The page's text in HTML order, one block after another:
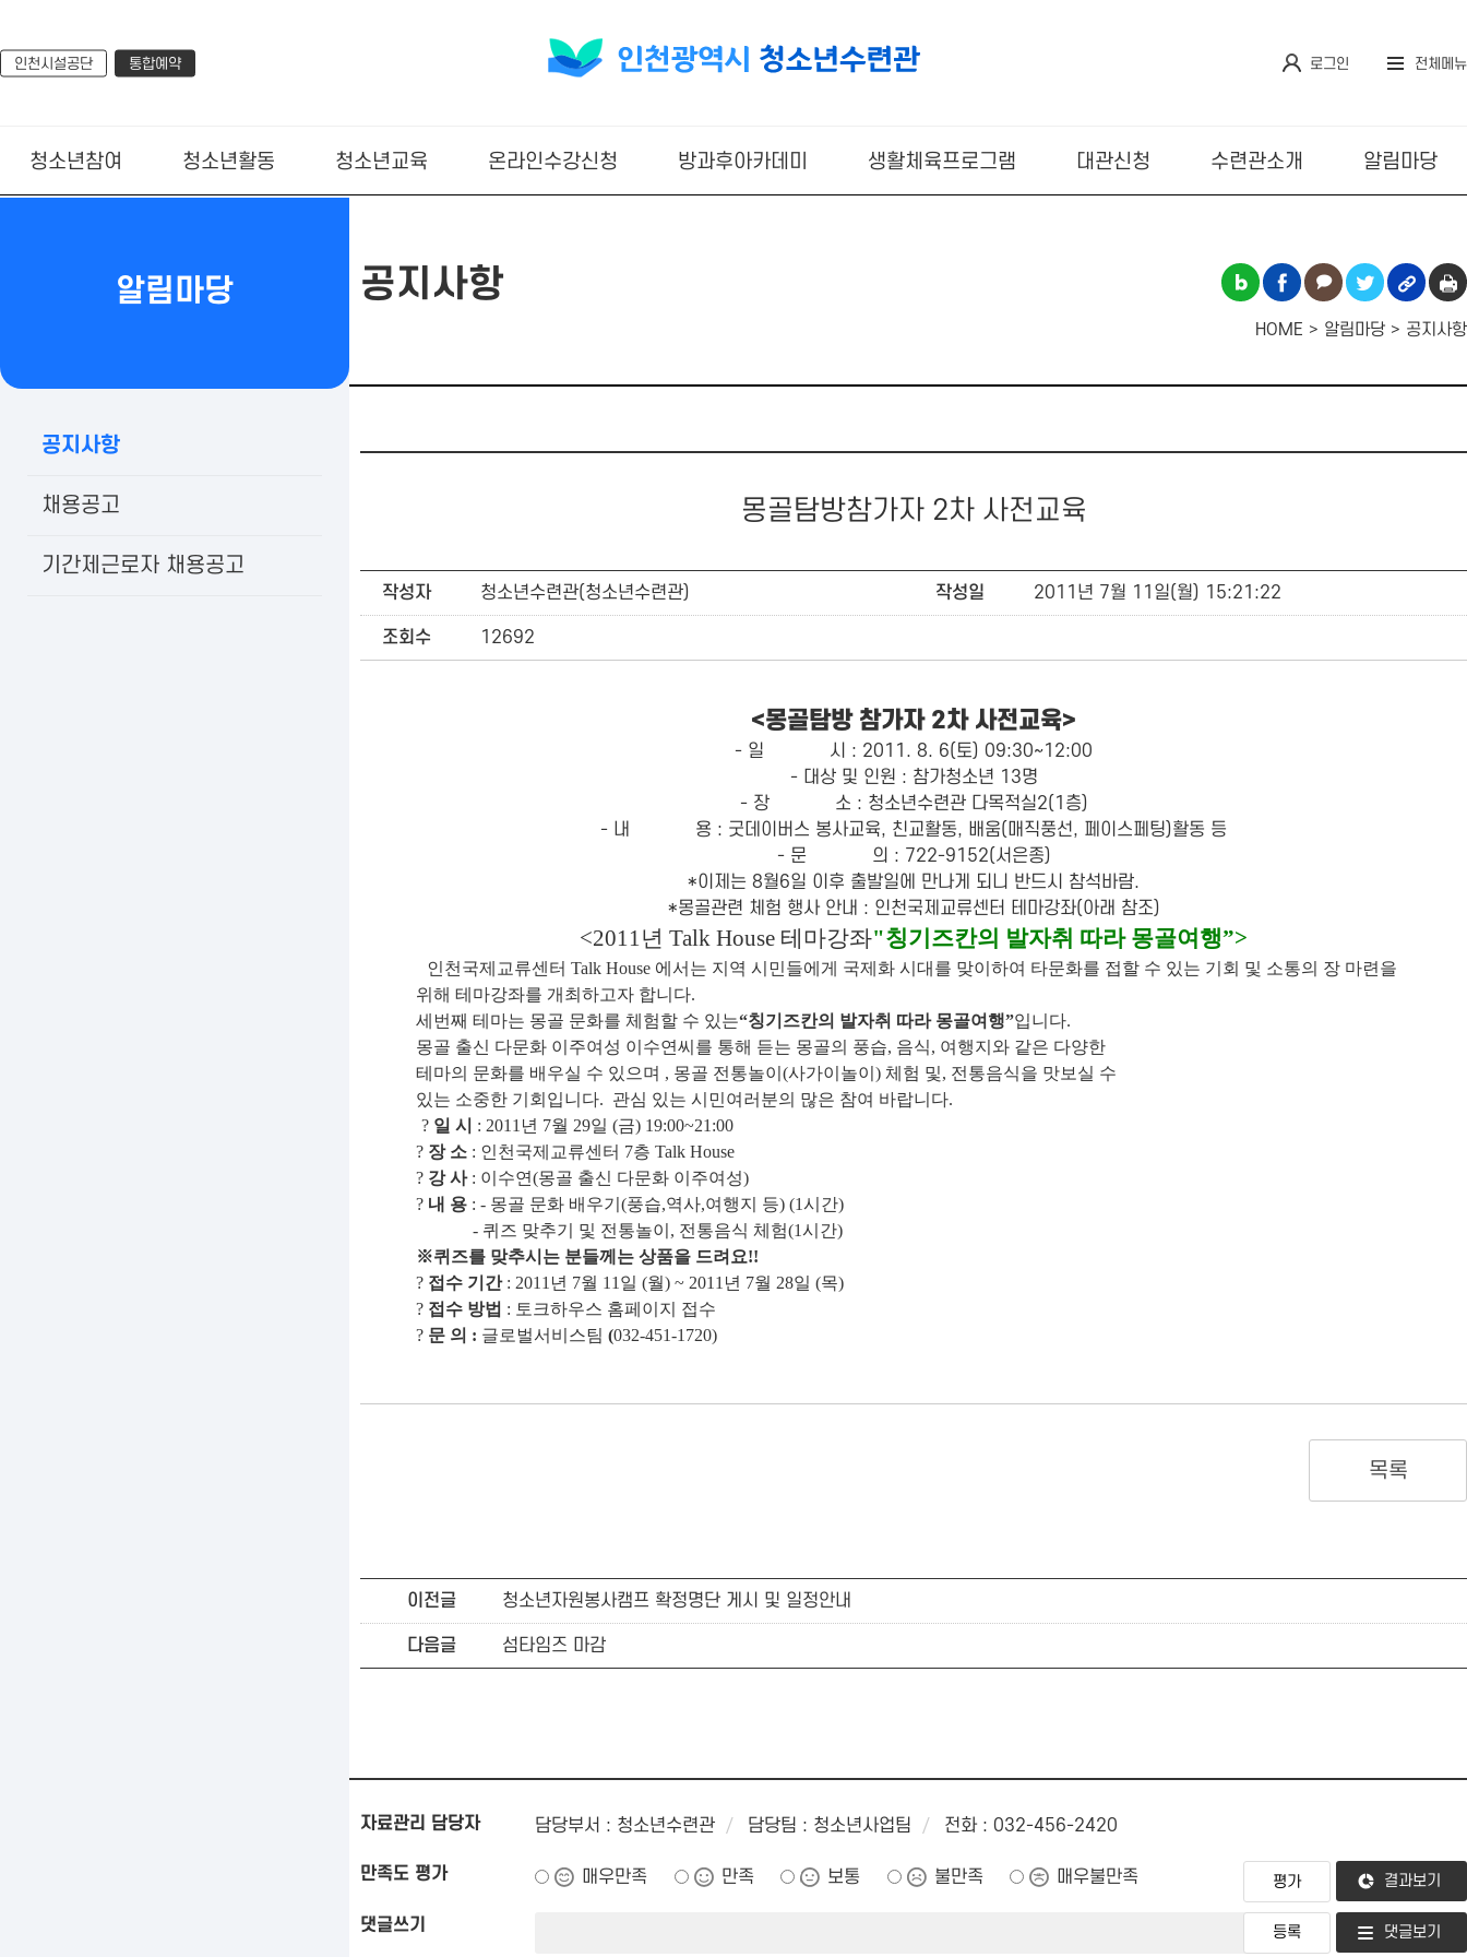
인천시설공단 통합예약 로그인 전체메뉴
청소년참여 청소년활동 청소년교육 온라인수강신청 방과후아카데미 생활체육프로그램 대관신청 수련관소개 알림마당
알림마당
공지사항
채용공고
기간제근로자 채용공고
공지사항
HOME 알림마당 공지사항
몽골탐방참가자 2차 사전교육
작성자 청소년수련관(청소년수련관) 작성일 2011년 7월 11일(월) 15:21:22
조회수 12692
<몽골탐방 참가자 2차 사전교육>
- 일 시 : 2011. 8. 6(토) 09:30~12:00
- 대상 및 인원 : 참가청소년 13명
- 장 소 : 청소년수련관 다목적실2(1층)
- 내 용 : 굿데이버스 봉사교육, 친교활동, 배움(매직풍선, 페이스페팅)활동 등
- 문 의 : 722-9152(서은종)
*이제는 8월6일 이후 출발일에 만나게 되니 반드시 참석바람.
*몽골관련 체험 행사 안내 : 인천국제교류센터 테마강좌(아래 참조)
<2011년 Talk House 테마강좌"칭기즈칸의 발자취 따라 몽골여행”>
인천국제교류센터 Talk House 에서는 지역 시민들에게 국제화 시대를 맞이하여 타문화를 접할 수 있는 기회 및 소통의 장 마련을
위해 테마강좌를 개최하고자 합니다.
세번째 테마는 몽골 문화를 체험할 수 있는“칭기즈칸의 발자취 따라 몽골여행”입니다.
몽골 출신 다문화 이주여성 이수연씨를 통해 듣는 몽골의 풍습, 음식, 여행지와 같은 다양한
테마의 문화를 배우실 수 있으며 , 몽골 전통놀이(사가이놀이) 체험 및, 전통음식을 맛보실 수
있는 소중한 기회입니다. 관심 있는 시민여러분의 많은 참여 바랍니다.
? 일 시
: 2011년 7월 29일 (금) 19:00~21:00
? 장 소: 인천국제교류센터 7층 Talk House
? 강 사: 이수연(몽골 출신 다문화 이주여성)
? 내 용: - 몽골 문화 배우기(풍습,역사,여행지 등) (1시간)
- 퀴즈 맞추기 및 전통놀이, 전통음식 체험(1시간)
※퀴즈를 맞추시는 분들께는 상품을 드려요!!
? 접수 기간: 2011년 7월 11일 (월) ~ 2011년 7월 28일 (목)
? 접수 방법 : 토크하우스 홈페이지 접수
? 문 의 : 글로벌서비스팀 (032-451-1720)
목록
이전글 청소년자원봉사캠프 확정명단 게시 및 일정안내
다음글 섬타임즈 마감
자료관리 담당자 담당부서 : 청소년수련관 담당팀 : 청소년사업팀 전화 : 032-456-2420
만족도 평가 매우만족 만족 보통 불만족 매우불만족 결과보기
댓글쓰기 댓글보기